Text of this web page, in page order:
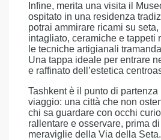
Infine, merita una visita il
ospitato in una residenza
potrai ammirare ricami su
intagliato, ceramiche e tappeti
le tecniche artigianali
Una tappa ideale per entrare
e raffinato dell’estetica
Tashkent è il punto di
viaggio: una città che non
chi sa guardare con occhi
rallentare e osservare, prima
meraviglie della Via della Seta.